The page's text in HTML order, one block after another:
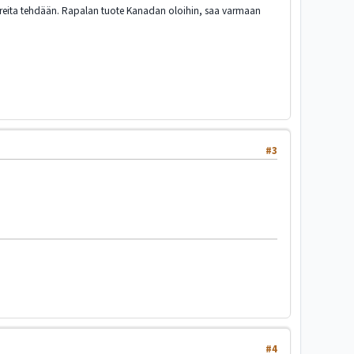
tehdään. Rapalan tuote Kanadan oloihin, saa varmaan
#3
#4